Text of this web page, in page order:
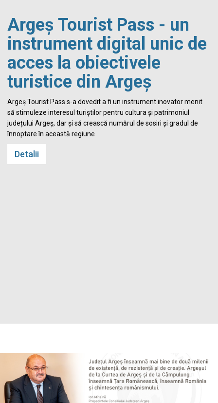
Argeș Tourist Pass - un
instrument digital unic de
acces la obiectivele
turistice din Argeș
Argeș Tourist Pass s-a dovedit a fi un instrument inovator menit
să stimuleze interesul turiștilor pentru cultura și patrimoniul
județului Argeș, dar și să crească numărul de sosiri și gradul de
înnoptare în această regiune
Detalii